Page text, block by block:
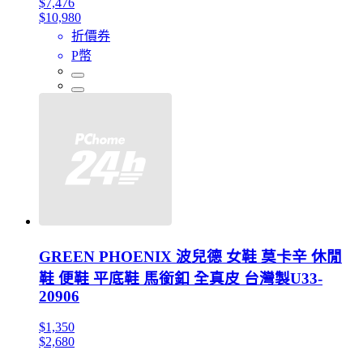
$10,980
折價券
P幣
GREEN PHOENIX 波兒德 女鞋 莫卡辛 休閒
鞋 便鞋 平底鞋 馬銜釦 全真皮 台灣製U33-
20906
$1,350
$2,680